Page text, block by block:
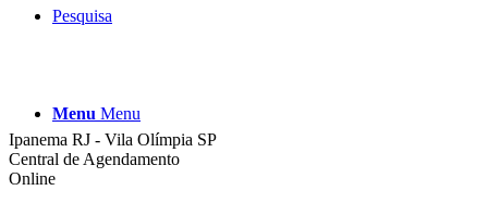
Pesquisa
Menu Menu
Ipanema RJ - Vila Olímpia SP
Central de Agendamento
Online